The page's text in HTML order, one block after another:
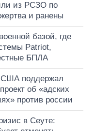
из РСЗО по
и ранены
базой, где
Patriot,
БПЛА
США поддержал
об «адских
против россии
в Сеуте: